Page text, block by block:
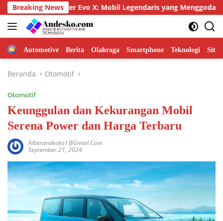
Langsung
ke
konten
Breaking News
Lancer Evo X: Mobil Legendaris yang Menggoda
Home
Automotive Berita Olahraga Smartphone Teknologi
Beranda Otomotif
Otomotif
Keunggulan dan Kekurangan Mobil
Serena Power dan Harga Terbaru
Alberandesko1@gmail.com
September 21, 2024